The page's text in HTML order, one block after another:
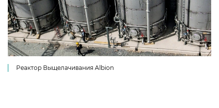
Реактор Выщелачивания Albion